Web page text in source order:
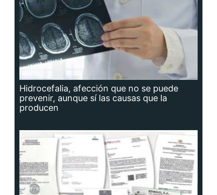
Hidrocefalia, afección que no se puede
prevenir, aunque sí las causas que la
producen